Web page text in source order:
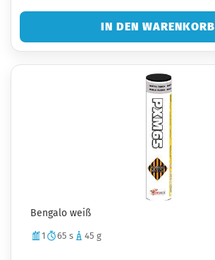
IN DEN WARENKORB
Bengalo weiß
1 65 s 45 g